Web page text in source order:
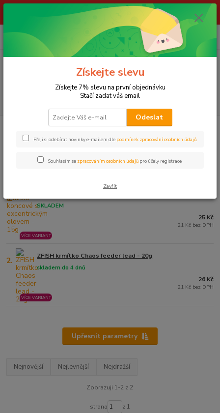
ŽIVÉ NÁSTRAHY !!! NEPOSÍLÁME !!! - ODBĚR POUZE NA NAŠÍ
za
KRMÍTKA A ZÁTĚŽE Krmítka koncová
Krmítka koncová
1.
SKLADEM
VÍCE VARIANT
25 Kč
21 Kč bez DPH
2. ZFISH krmítko Chaos feeder lead - 20g
skladem do 4 dnů
VÍCE VARIANT
26 Kč
21 Kč bez DPH
Upřesnit parametry
Nejnovější Nejlevnější Nejdražší
Zobrazuji 1-2 z 2
strana z 1
Získejte slevu
Získejte 7% slevu na první objednávku
Stačí zadat váš email
Odeslat
Přeji si odebírat novinky e-mailem dle podmínek zpracování osobních údajů.
Souhlasím se zpracováním osobních údajů pro účely registrace.
Zavřít